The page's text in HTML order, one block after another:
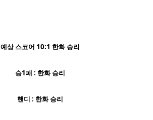
예상 스코어 10:1 한화 승리
승1패 : 한화 승리
핸디 : 한화 승리